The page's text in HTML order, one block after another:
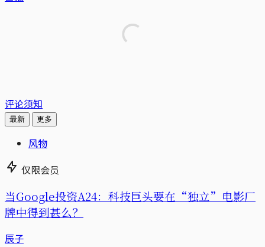
评论须知
最新 更多
风物
仅限会员
当Google投资A24：科技巨头要在“独立”电影厂
牌中得到甚么？
辰子